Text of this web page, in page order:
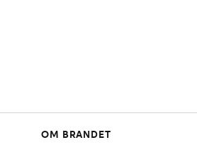
OM BRANDET